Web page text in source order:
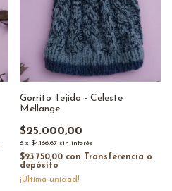
Gorrito Tejido - Celeste
Mellange
$25.000,00
6 x $4.166,67 sin interés
$23.750,00 con
Transferencia o
depósito
¡Última unidad!